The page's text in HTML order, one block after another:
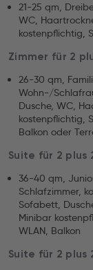
21-25 qm,
WC,
kostenpflichtig,
Zimmer für 2
26-30 qm,
Wohn-/
Dusche, WC,
kostenpflichtig,
Balkon oder
Suite für 2 plus
36-40 qm,
Schlafzimmer,
Sofabett,
Minibar
WLAN, Balkon
Suite für 2 plus